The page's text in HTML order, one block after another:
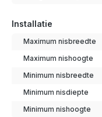
Installatie
Maximum nisbreedte
Maximum nishoogte
Minimum nisbreedte
Minimum nisdiepte
Minimum nishoogte